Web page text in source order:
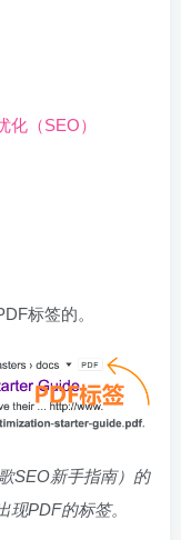
（SEO）
标签的。
SEO新手指南）的
PDF的标签。